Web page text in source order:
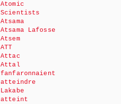
Atomic
Scientists
Atsama
Atsama Lafosse
Atsem
ATT
Attac
Attal
fanfaronnaient
atteindre
Lakabe
atteint